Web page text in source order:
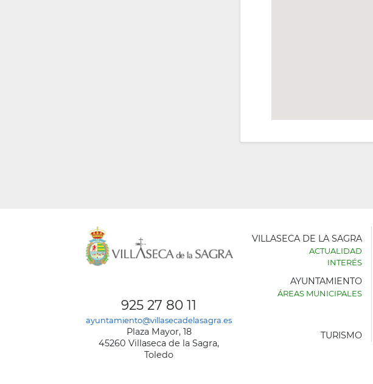
925 27 80 11
ayuntamiento@villasecadelasagra.es
Plaza Mayor, 18
45260 Villaseca de la Sagra,
Toledo
AYUNTAMIENTO
VILLASECA DE LA SAGRA
ACTUALIDAD
INTERÉS
AYUNTAMIENTO
ÁREAS MUNICIPALES
TURISMO